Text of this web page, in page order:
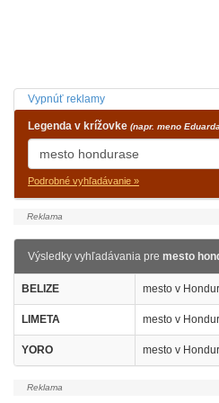
Vypnúť reklamy
Legenda v krížovke (napr. meno
Podrobné vyhľadávanie »
Výsledky vyhľadávania pre mesto
BELIZE mesto v
LIMETA mesto v
YORO mesto v